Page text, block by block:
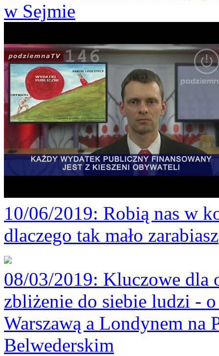
w Sejmie
10/06/2019: Robią nas w
dlaczego tak mało zarabiasz
08/03/2019: Kluczowe dla
zbliżenie do siebie ludzi -
Warszawą a Londynem
Belwederskim